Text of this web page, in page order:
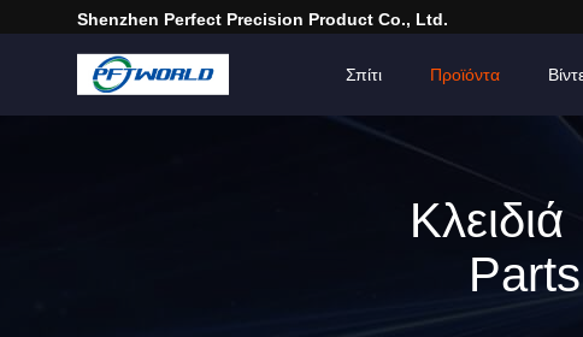
Shenzhen Perfect Precision Product Co., Ltd.
Σπίτι Προϊόντα